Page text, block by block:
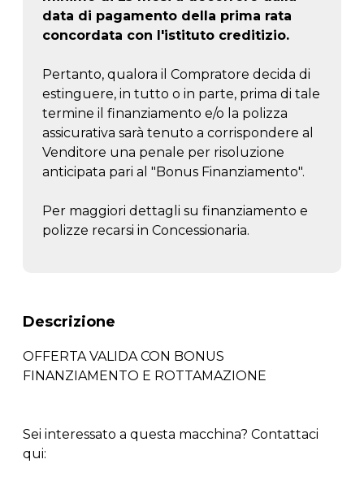
data di pagamento della prima rata
concordata con l'istituto creditizio.
Pertanto, qualora il Compratore decida di
estinguere, in tutto o in parte, prima di tale
termine il finanziamento e/o la polizza
assicurativa sarà tenuto a corrispondere al
Venditore una penale per risoluzione
anticipata pari al "Bonus Finanziamento".
Per maggiori dettagli su finanziamento e
polizze recarsi in Concessionaria.
Descrizione
OFFERTA VALIDA CON BONUS
FINANZIAMENTO E ROTTAMAZIONE
Sei interessato a questa macchina? Contattaci
qui: